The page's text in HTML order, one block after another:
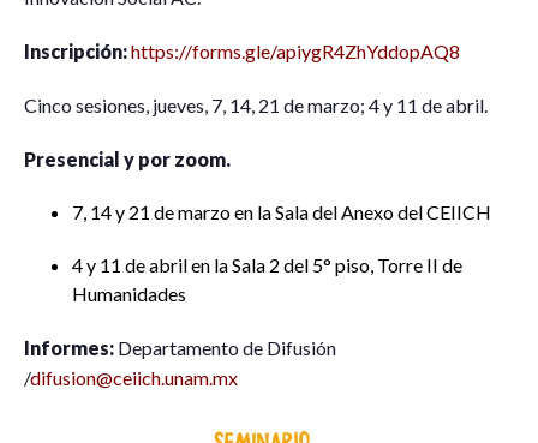
Inscripción:https://forms.gle/apiygR4ZhYddopAQ8
Cinco sesiones, jueves, 7, 14, 21 de marzo; 4 y 11 de abril.
Presencial y por zoom.
7, 14 y 21 de marzo en la Sala del Anexo del CEIICH
4 y 11 de abril en la Sala 2 del 5° piso, Torre II de
Humanidades
Informes: Departamento de Difusión
/difusion@ceiich.unam.mx